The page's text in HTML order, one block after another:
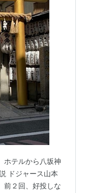
ホテルから八坂神
ドジャース山本
前２回、好投しな